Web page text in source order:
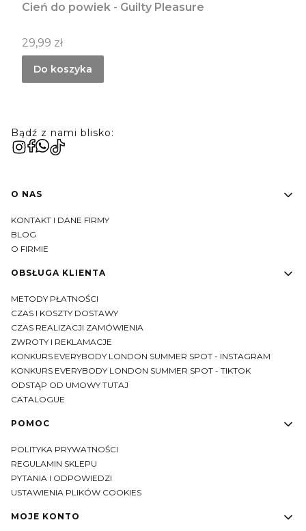
Cień do powiek - Guilty Pleasure
Cena
29,99 zł
Do koszyka
Bądź z nami blisko:
Linki w stopce
O NAS
KONTAKT I DANE FIRMY
BLOG
O FIRMIE
OBSŁUGA KLIENTA
METODY PŁATNOŚCI
CZAS I KOSZTY DOSTAWY
CZAS REALIZACJI ZAMÓWIENIA
ZWROTY I REKLAMACJE
KONKURS EVERYBODY LONDON SUMMER SPOT - INSTAGRAM
KONKURS EVERYBODY LONDON SUMMER SPOT - TIKTOK
ODSTĄP OD UMOWY TUTAJ
CATALOGUE
POMOC
POLITYKA PRYWATNOŚCI
REGULAMIN SKLEPU
PYTANIA I ODPOWIEDZI
USTAWIENIA PLIKÓW COOKIES
MOJE KONTO